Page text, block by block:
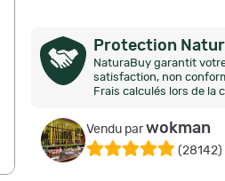
Protection
NaturaBuy garantit
satisfaction, non
Frais calculés lors de la
Vendu parwokman
(28142)